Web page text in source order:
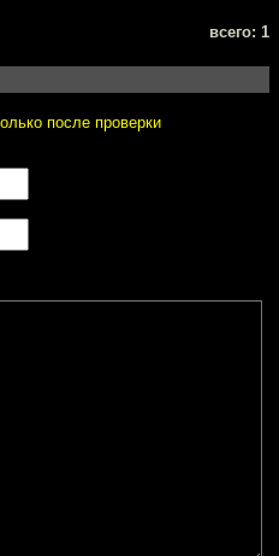
всего: 1
после проверки